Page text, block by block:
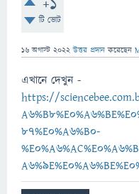
টি ভোট
16 অগাস্ট 2022 উত্তর প্রদান করেছেন
এখানে দেখুন -
https://
87%E0%A6%B0-